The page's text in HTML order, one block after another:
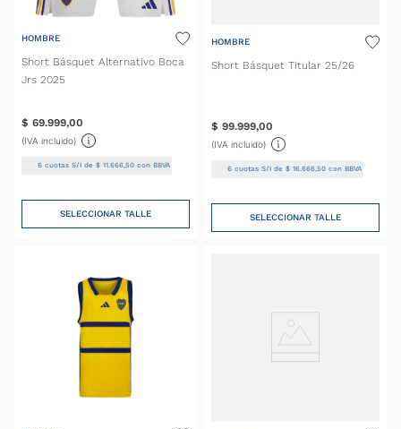
HOMBRE
Short Básquet Alternativo Boca
Jrs 2025
$ 69.999,00
(IVA incluido)
6 cuotas S/I de$ 11 .666 ,50 con BBVA
SELECCIONAR TALLE
HOMBRE
Short Básquet Titular 25/26
$ 99.999,00
(IVA incluido)
6cuotas S/I de $ 16. 666, 50con BBVA
SELECCIONAR TALLE